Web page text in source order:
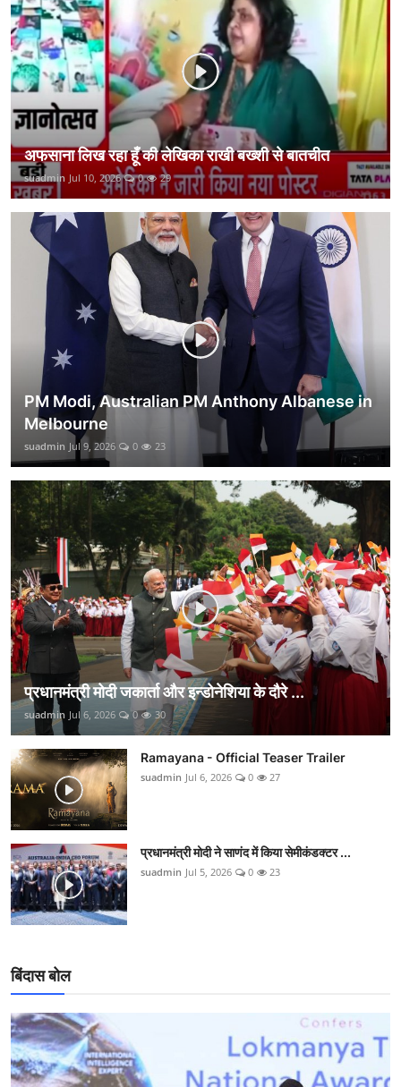
कानून
राजनीति
वीडियो
अफसाना लिख रहा हूँ की लेखिका राखी बख्शी से बातचीत
suadmin Jul 10, 2026 0 29
PM Modi, Australian PM Anthony Albanese in
Melbourne
suadmin Jul 9, 2026 0 23
प्रधानमंत्री मोदी जकार्ता और इन्डोनेशिया के दौरे ...
suadmin Jul 6, 2026 0 30
Ramayana - Official Teaser Trailer
suadmin Jul 6, 2026 0 27
प्रधानमंत्री मोदी ने साणंद में किया सेमीकंडक्टर ...
suadmin Jul 5, 2026 0 23
बिंदास बोल